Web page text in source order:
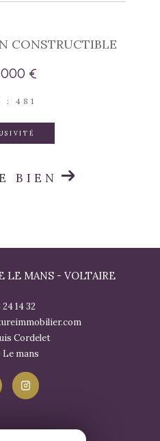
CONSTRUCTIBLE
000 €
: 481
BIEN
LE MANS - VOLTAIRE
14 32
Cordelet
le mans